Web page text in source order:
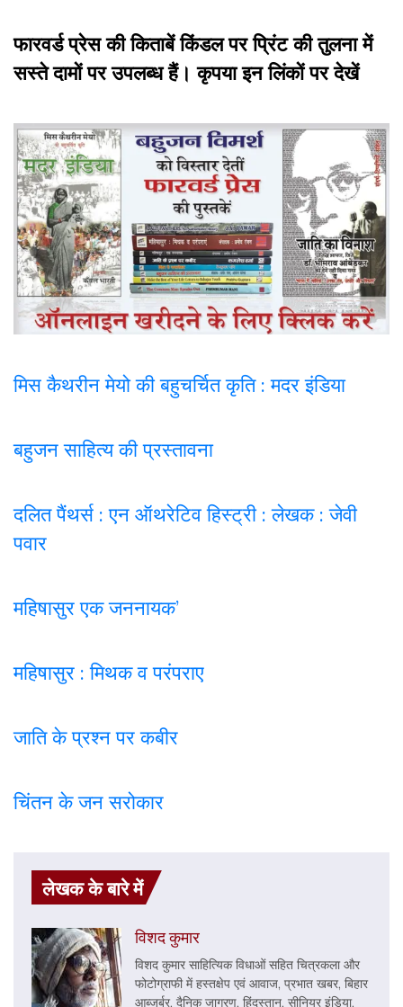
फारवर्ड प्रेस की किताबें किंडल पर प्रिंट की तुलना में
सस्ते दामों पर उपलब्ध हैं। कृपया इन लिंकों पर देखें
मिस कैथरीन मेयो की बहुचर्चित कृति : मदर इंडिया
बहुजन साहित्य की प्रस्तावना
दलित पैंथर्स : एन ऑथरेटिव हिस्ट्री : लेखक : जेवी
पवार
महिषासुर एक जननायक’
महिषासुर : मिथक व परंपराए
जाति के प्रश्न पर कबीर
चिंतन के जन सरोकार
लेखक के बारे में
विशद कुमार
विशद कुमार साहित्यिक विधाओं सहित चित्रकला और
फोटोग्राफी में हस्तक्षेप एवं आवाज, प्रभात खबर, बिहार
आब्जर्बर, दैनिक जागरण, हिंदुस्तान, सीनियर इंडिया,